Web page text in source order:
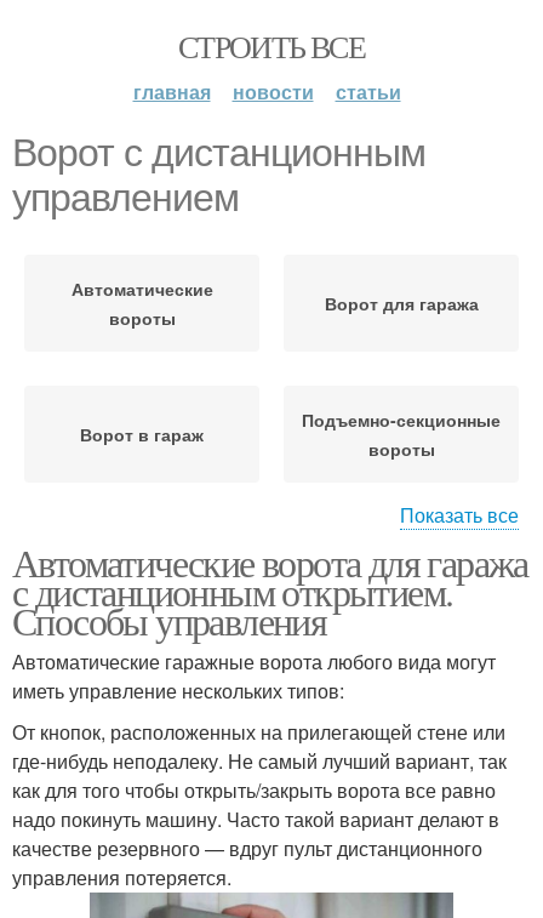
СТРОИТЬ ВСЕ
главная новости статьи
Ворот с дистанционным
управлением
Автоматические
вороты
Ворот для гаража
Ворот в гараж
Подъемно-секционные
вороты
Секционные вороты Распашные вороты
Ворот с дистанционным
Красивые вороты
Откатные вороты
Дистанционные
управления
Показать все
Автоматические ворота для гаража
с дистанционным открытием.
Способы управления
Автоматические гаражные ворота любого вида могут
иметь управление нескольких типов:
От кнопок, расположенных на прилегающей стене или
где-нибудь неподалеку. Не самый лучший вариант, так
как для того чтобы открыть/закрыть ворота все равно
надо покинуть машину. Часто такой вариант делают в
качестве резервного — вдруг пульт дистанционного
управления потеряется.